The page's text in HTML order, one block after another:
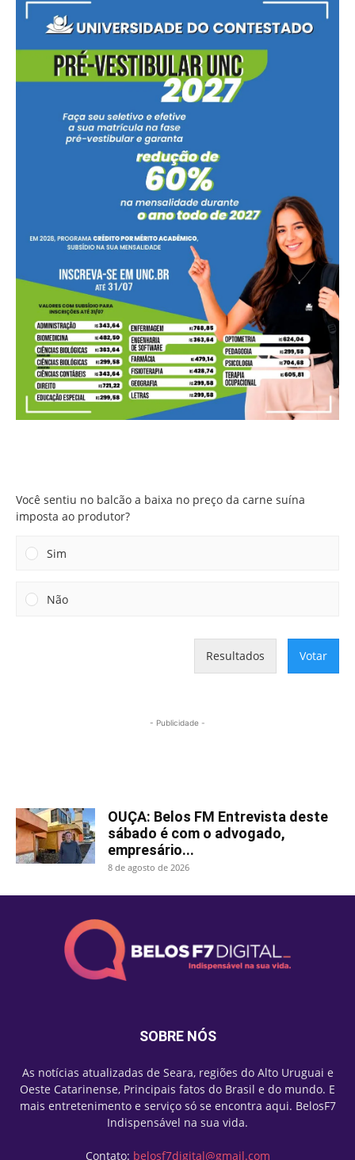
Você sentiu no balcão a baixa no preço da carne suína
imposta ao produtor?
Sim
Não
Resultados Votar
- Publicidade -
OUÇA: Belos FM Entrevista deste
sábado é com o advogado,
empresário...
8 de agosto de 2026
SOBRE NÓS
As notícias atualizadas de Seara, regiões do Alto Uruguai e
Oeste Catarinense, Principais fatos do Brasil e do mundo. E
mais entretenimento e serviço só se encontra aqui. BelosF7
Indispensável na sua vida.
Contato: belosf7digital@gmail.com